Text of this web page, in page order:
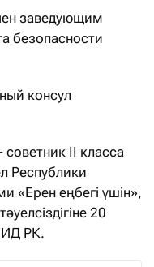
заведующим
безопасности
консул
II класса
Республики
«Ерен еңбегі үшін»,
20
РК.